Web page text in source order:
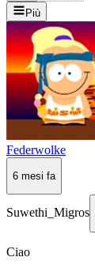
Più
Federwolke
6 mesi fa
Suwethi_Migros
Ciao